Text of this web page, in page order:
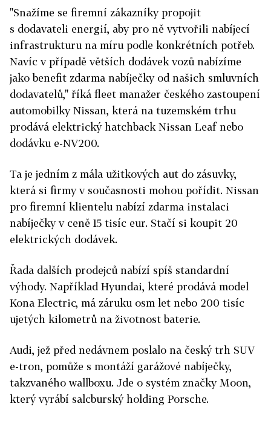
"Snažíme se firemní zákazníky propojit
s dodavateli energií, aby pro ně vytvořili nabíjecí
infrastrukturu na míru podle konkrétních potřeb.
Navíc v případě větších dodávek vozů nabízíme
jako benefit zdarma nabíječky od našich smluvních
dodavatelů," říká fleet manažer českého zastoupení
automobilky Nissan, která na tuzemském trhu
prodává elektrický hatchback Nissan Leaf nebo
dodávku e-NV200.
Ta je jedním z mála užitkových aut do zásuvky,
která si firmy v současnosti mohou pořídit. Nissan
pro firemní klientelu nabízí zdarma instalaci
nabíječky v ceně 15 tisíc eur. Stačí si koupit 20
elektrických dodávek.
Řada dalších prodejců nabízí spíš standardní
výhody. Například Hyundai, které prodává model
Kona Electric, má záruku osm let nebo 200 tisíc
ujetých kilometrů na životnost baterie.
Audi, jež před nedávnem poslalo na český trh SUV
e-tron, pomůže s montáží garážové nabíječky,
takzvaného wallboxu. Jde o systém značky Moon,
který vyrábí salcburský holding Porsche.